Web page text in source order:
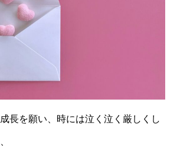
長を願い、時には泣く泣く厳しくし